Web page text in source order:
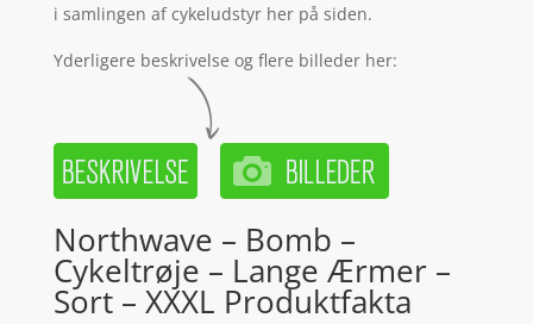
i samlingen af cykeludstyr her på siden.
Yderligere beskrivelse og flere billeder her:
Northwave – Bomb –
Cykeltrøje – Lange Ærmer –
Sort – XXXL Produktfakta